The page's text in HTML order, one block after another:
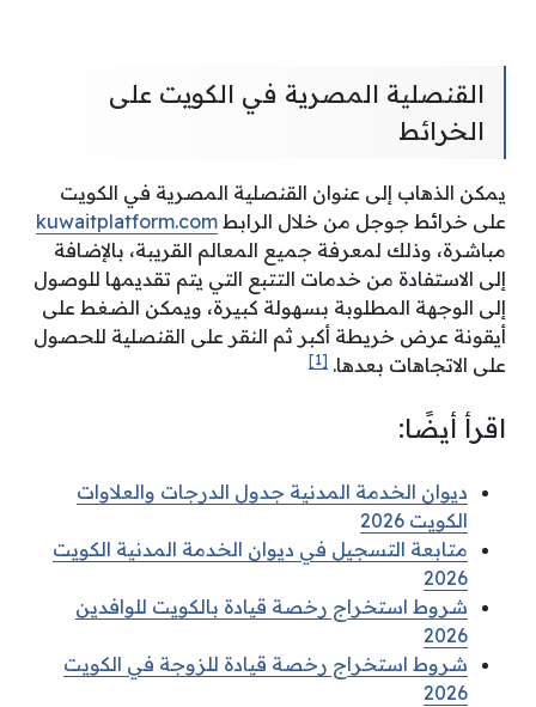
القنصلية المصرية في الكويت على
الخرائط
يمكن الذهاب إلى عنوان القنصلية المصرية في الكويت
على خرائط جوجل من خلال الرابط kuwaitplatform.com
مباشرة، وذلك لمعرفة جميع المعالم القريبة، بالإضافة
إلى الاستفادة من خدمات التتبع التي يتم تقديمها للوصول
إلى الوجهة المطلوبة بسهولة كبيرة، ويمكن الضغط على
أيقونة عرض خريطة أكبر ثم النقر على القنصلية للحصول
على الاتجاهات بعدها. [1]
اقرأ أيضًا:
ديوان الخدمة المدنية جدول الدرجات والعلاوات
الكويت 2026
متابعة التسجيل في ديوان الخدمة المدنية الكويت
2026
شروط استخراج رخصة قيادة بالكويت للوافدين
2026
شروط استخراج رخصة قيادة للزوجة في الكويت
2026